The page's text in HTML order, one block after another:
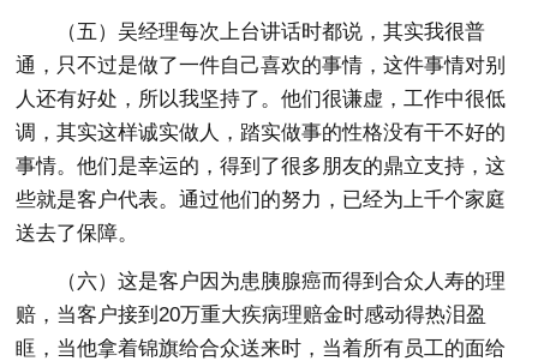
（五）吴经理每次上台讲话时都说，其实我很普
通，只不过是做了一件自己喜欢的事情，这件事情对别
人还有好处，所以我坚持了。他们很谦虚，工作中很低
调，其实这样诚实做人，踏实做事的性格没有干不好的
事情。他们是幸运的，得到了很多朋友的鼎立支持，这
些就是客户代表。通过他们的努力，已经为上千个家庭
送去了保障。
（六）这是客户因为患胰腺癌而得到合众人寿的理
赔，当客户接到20万重大疾病理赔金时感动得热泪盈
眶，当他拿着锦旗给合众送来时，当着所有员工的面给